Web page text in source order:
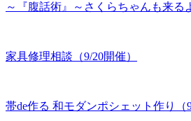
～『腹話術』～さくらちゃんも来る
家具修理相談（9/20開催）
帯de作る 和モダンポシェット作り（